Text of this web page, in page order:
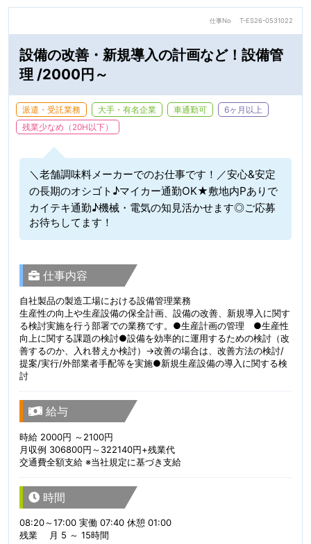
仕事No T-ES26-0531022
設備の改善・新規導入の計画など！設備管
理 /2000円～
派遣・受託業務 大手・有名企業 車通勤可
6ヶ月以上
残業少なめ（20H以下）
＼老舗調味料メーカーでのお仕事です！／安心&安定
の長期のオシゴト♪マイカー通勤OK★敷地内Pありで
カイテキ通勤♪機械・電気の知見活かせます◎ご応募
お待ちしてます！
仕事内容
自社製品の製造工場における設備管理業務
生産性の向上や生産設備の保全計画、設備の改善、新規導入に関す
る検討実施を行う部署での業務です。●生産計画の管理 ●生産性
向上に関する課題の検討●設備を効率的に運用するための検討（改
善するのか、入れ替えか検討）→改善の場合は、改善方法の検討/
提案/実行/外部業者手配等を実施●新規生産設備の導入に関する検
討
給与
時給 2000円 ～2100円
月収例 306800円～322140円+残業代
交通費全額支給 ※当社規定に基づき支給
時間
08:20～17:00 実働 07:40 休憩 01:00
残業 月 5 ～ 15時間